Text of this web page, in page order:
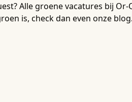
Alle groene vacatures bij Or-
is, check dan even onze blog.